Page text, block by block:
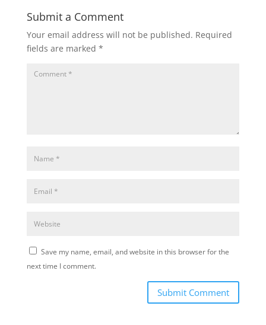
Submit a Comment
Your email address will not be published. Required
fields are marked *
Save my name, email, and website in this browser for the
next time I comment.
Submit Comment